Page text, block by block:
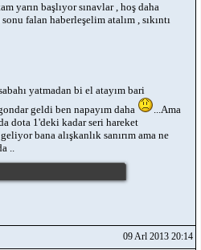
yarın başlıyor sınavlar , hoş daha
falan haberleşelim atalım , sıkıntı
yatmadan bi el atayım bari
geldi ben napayım daha
...Ama
dota 1'deki kadar seri hareket
bana alışkanlık sanırım ama ne
..
09 Arl 2013 20:14